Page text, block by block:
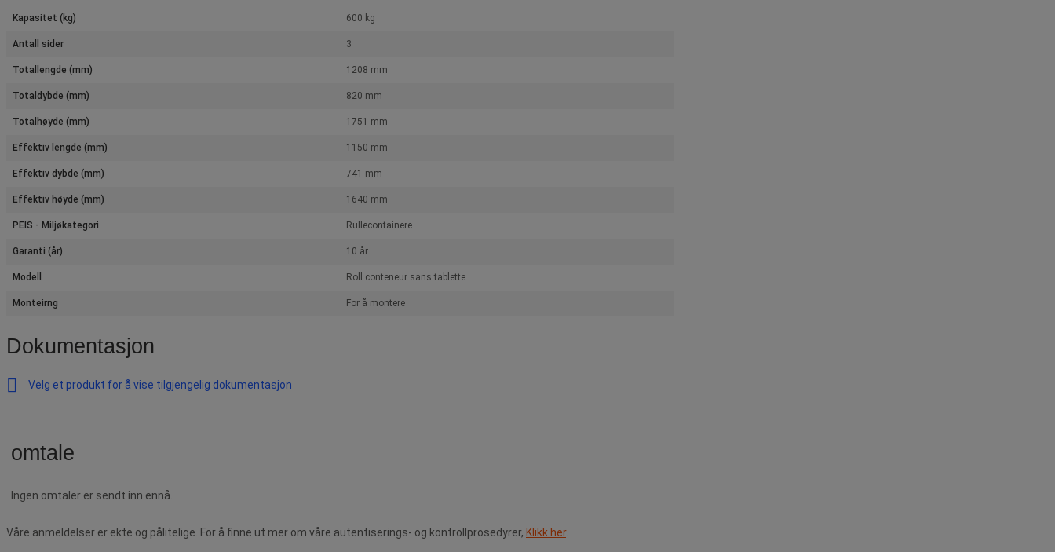
Kapasitet (kg) 600 kg
Antall sider 3
Totallengde (mm) 1208 mm
Totaldybde (mm) 820 mm
Totalhøyde (mm) 1751 mm
Effektiv lengde (mm) 1150 mm
Effektiv dybde (mm) 741 mm
Effektiv høyde (mm) 1640 mm
PEIS - Miljøkategori Rullecontainere
Garanti (år) 10 år
Modell Roll conteneur sans tablette
Monteirng For å montere
Dokumentasjon
Velg et produkt for å vise tilgjengelig dokumentasjon
Våre anmeldelser er ekte og pålitelige. For å finne ut mer om våre autentiserings- og kontrollprosedyrer, Klikk her.